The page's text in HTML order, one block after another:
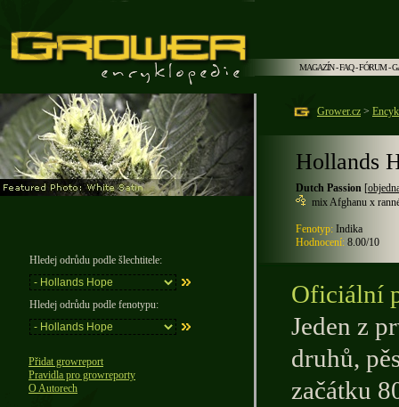
MAGAZÍN-FAQ-FÓRUM-
Hledej odrůdu podle šlechtitele:
Hledej odrůdu podle fenotypu:
Přidat growreport
Pravidla pro growreporty
O Autorech
Grower.cz >
Hollands
Dutch Passion [
mix Afghanu x
Fenotyp: Indika
Hodnocení: 8.00/10
Oficiální
Jeden z
druhů,
začátku